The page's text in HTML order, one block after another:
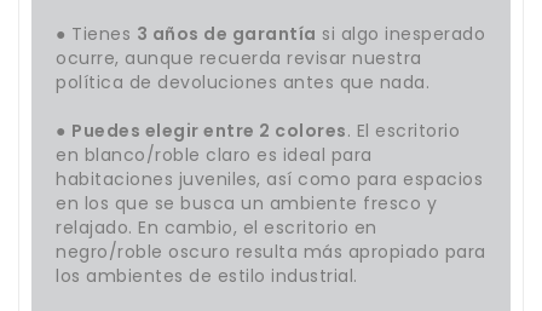
● Tienes 3 años de garantía si algo inesperado
ocurre, aunque recuerda revisar nuestra
política de devoluciones antes que nada.
● Puedes elegir entre 2 colores. El escritorio
en blanco/roble claro es ideal para
habitaciones juveniles, así como para espacios
en los que se busca un ambiente fresco y
relajado. En cambio, el escritorio en
negro/roble oscuro resulta más apropiado para
los ambientes de estilo industrial.